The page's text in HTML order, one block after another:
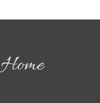
Home